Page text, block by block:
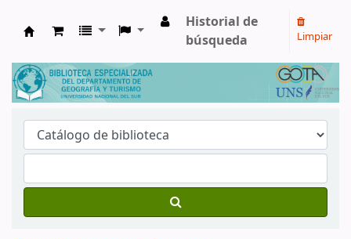
Biblioteca de Geografía y Turismo
Historial de
búsqueda
Limpiar